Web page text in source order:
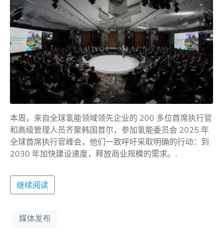
本周，来自全球氢能领域领先企业的 200 多位首席执行官
和高级管理人员齐聚韩国首尔，参加氢能委员会 2025 年
全球首席执行官峰会，他们一致呼吁采取明确的行动：到
2030 年加快建设速度，释放商业规模的需求。.
继续阅读
媒体发布